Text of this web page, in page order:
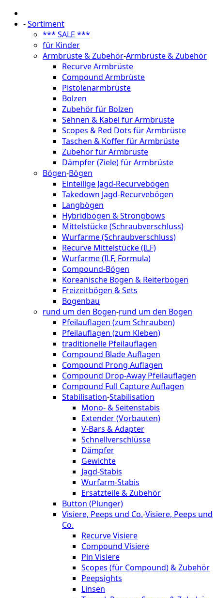
-Sortiment
*** SALE ***
für Kinder
Armbrüste & Zubehör-Armbrüste & Zubehör
Recurve Armbrüste
Compound Armbrüste
Pistolenarmbrüste
Bolzen
Zubehör für Bolzen
Sehnen & Kabel für Armbrüste
Scopes & Red Dots für Armbrüste
Taschen & Koffer für Armbrüste
Zubehör für Armbrüste
Dämpfer (Ziele) für Armbrüste
Bögen-Bögen
Einteilige Jagd-Recurvebögen
Takedown Jagd-Recurvebögen
Langbögen
Hybridbögen & Strongbows
Mittelstücke (Schraubverschluss)
Wurfarme (Schraubverschluss)
Recurve Mittelstücke (ILF)
Wurfarme (ILF, Formula)
Compound-Bögen
Koreanische Bögen & Reiterbögen
Freizeitbögen & Sets
Bogenbau
rund um den Bogen-rund um den Bogen
Pfeilauflagen (zum Schrauben)
Pfeilauflagen (zum Kleben)
traditionelle Pfeilauflagen
Compound Blade Auflagen
Compound Prong Auflagen
Compound Drop-Away Pfeilauflagen
Compound Full Capture Auflagen
Stabilisation-Stabilisation
Mono- & Seitenstabis
Extender (Vorbauten)
V-Bars & Adapter
Schnellverschlüsse
Dämpfer
Gewichte
Jagd-Stabis
Wurfarm-Stabis
Ersatzteile & Zubehör
Button (Plunger)
Visiere, Peeps und Co.-Visiere, Peeps und
Co.
Recurve Visiere
Compound Visiere
Pin Visiere
Scopes (für Compound) & Zubehör
Peepsights
Linsen